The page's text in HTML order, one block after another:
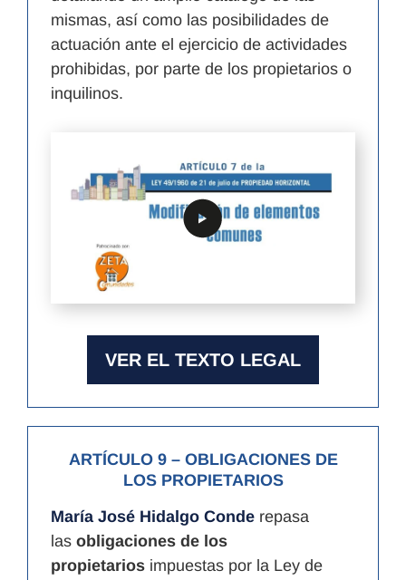
mismas, así como las posibilidades de
actuación ante el ejercicio de actividades
prohibidas, por parte de los propietarios o
inquilinos.
VER EL TEXTO LEGAL
ARTÍCULO 9– OBLIGACIONES DE
LOS PROPIETARIOS
María José Hidalgo Conde repasa
las obligaciones de los
propietarios impuestas por la Ley de